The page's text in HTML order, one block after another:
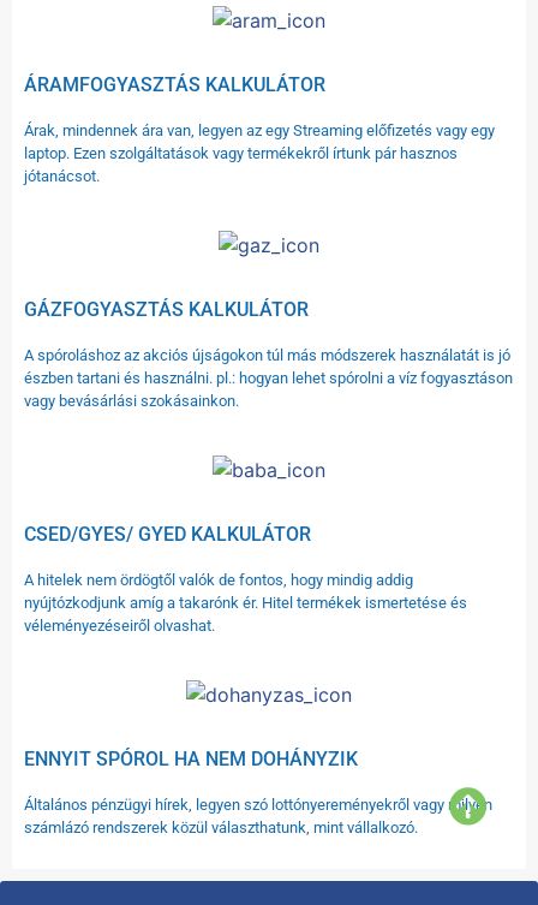
ÁRAMFOGYASZTÁS KALKULÁTOR
Árak, mindennek ára van, legyen az egy Streaming előfizetés vagy egy
laptop. Ezen szolgáltatások vagy termékekről írtunk pár hasznos
jótanácsot.
GÁZFOGYASZTÁS KALKULÁTOR
A spóroláshoz az akciós újságokon túl más módszerek használatát is jó
észben tartani és használni. pl.: hogyan lehet spórolni a víz fogyasztáson
vagy bevásárlási szokásainkon.
CSED/GYES/ GYED KALKULÁTOR
A hitelek nem ördögtől valók de fontos, hogy mindig addig
nyújtózkodjunk amíg a takarónk ér. Hitel termékek ismertetése és
véleményezéseiről olvashat.
ENNYIT SPÓROL HA NEM DOHÁNYZIK
Általános pénzügyi hírek, legyen szó lottónyereményekről vagy milyen
számlázó rendszerek közül választhatunk, mint vállalkozó.